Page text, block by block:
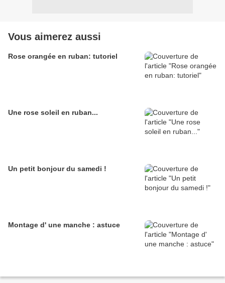
Vous aimerez aussi
Rose orangée en ruban: tutoriel
Une rose soleil en ruban...
Un petit bonjour du samedi !
Montage d' une manche : astuce